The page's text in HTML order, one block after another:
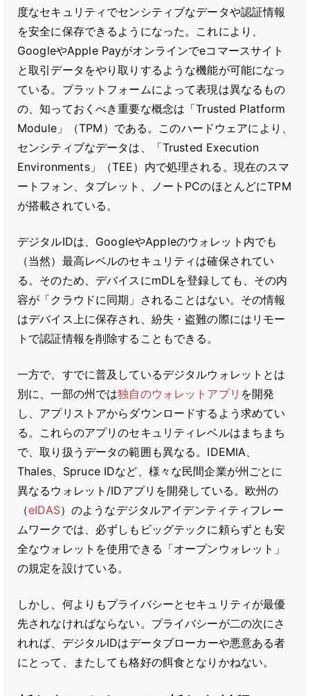
度なセキュリティでセンシティブなデータや認証情報
を安全に保存できるようになった。これにより、
GoogleやApple Payがオンラインでeコマースサイト
と取引データをやり取りするような機能が可能になっ
ている。プラットフォームによって表現は異なるもの
の、知っておくべき重要な概念は「Trusted Platform
Module」（TPM）である。このハードウェアにより、
センシティブなデータは、「Trusted Execution
Environments」（TEE）内で処理される。現在のスマ
ートフォン、タブレット、ノートPCのほとんどにTPM
が搭載されている。
デジタルIDは、GoogleやAppleのウォレット内でも
（当然）最高レベルのセキュリティは確保されてい
る。そのため、デバイスにmDLを登録しても、その内
容が「クラウドに同期」されることはない。その情報
はデバイス上に保存され、紛失・盗難の際にはリモー
トで認証情報を削除することもできる。
一方で、すでに普及しているデジタルウォレットとは
別に、一部の州では独自のウォレットアプリ を開発
し、アプリストアからダウンロードするよう求めてい
る。これらのアプリのセキュリティレベルはまちまち
で、取り扱うデータの範囲も異なる。IDEMIA、
Thales、Spruce IDなど、様々な民間企業が州ごとに
異なるウォレット/IDアプリを開発している。欧州の
（eIDAS）のようなデジタルアイデンティティフレー
ムワークでは、必ずしもビッグテックに頼らずとも安
全なウォレットを使用できる「オープンウォレット」
の規定を設けている。
しかし、何よりもプライバシーとセキュリティが最優
先されなければならない。プライバシーが二の次にさ
れれば、デジタルIDはデータブローカーや悪意ある者
にとって、またしても格好の餌食となりかねない。